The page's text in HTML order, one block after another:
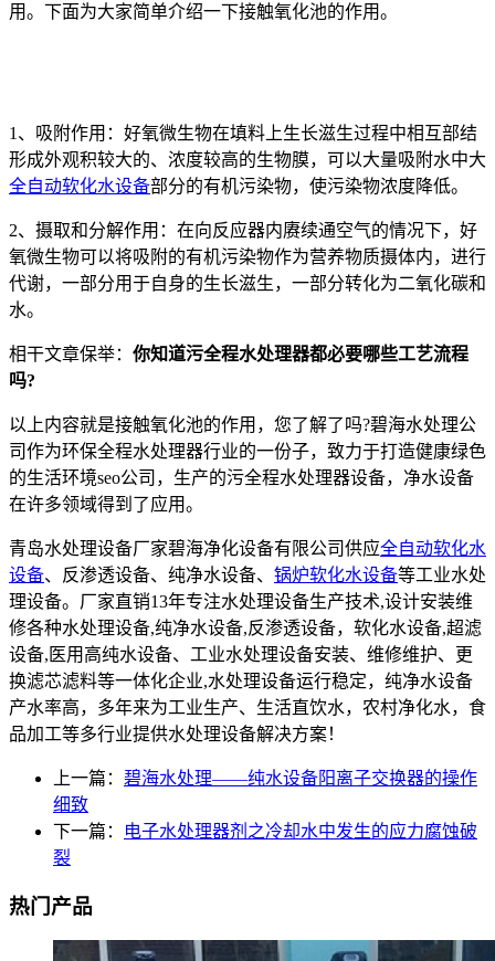
用。下面为大家简单介绍一下接触氧化池的作用。
1、吸附作用：好氧微生物在填料上生长滋生过程中相互部结
形成外观积较大的、浓度较高的生物膜，可以大量吸附水中大
全自动软化水设备部分的有机污染物，使污染物浓度降低。
2、摄取和分解作用：在向反应器内赓续通空气的情况下，好
氧微生物可以将吸附的有机污染物作为营养物质摄体内，进行
代谢，一部分用于自身的生长滋生，一部分转化为二氧化碳和
水。
相干文章保举： 你知道污全程水处理器都必要哪些工艺流程
吗?
以上内容就是接触氧化池的作用，您了解了吗?碧海水处理公
司作为环保全程水处理器行业的一份子，致力于打造健康绿色
的生活环境seo公司，生产的污全程水处理器设备，净水设备
在许多领域得到了应用。
青岛水处理设备厂家碧海净化设备有限公司供应全自动软化水
设备、反渗透设备、纯净水设备、 锅炉软化水设备等工业水处
理设备。厂家直销13年专注水处理设备生产技术,设计安装维
修各种水处理设备,纯净水设备,反渗透设备，软化水设备,超滤
设备,医用高纯水设备、工业水处理设备安装、维修维护、更
换滤芯滤料等一体化企业,水处理设备运行稳定，纯净水设备
产水率高，多年来为工业生产、生活直饮水，农村净化水，食
品加工等多行业提供水处理设备解决方案！
上一篇： 碧海水处理——纯水设备阳离子交换器的操作
细致
下一篇：
电子水处理器剂之冷却水中发生的应力腐蚀破
裂
热门产品